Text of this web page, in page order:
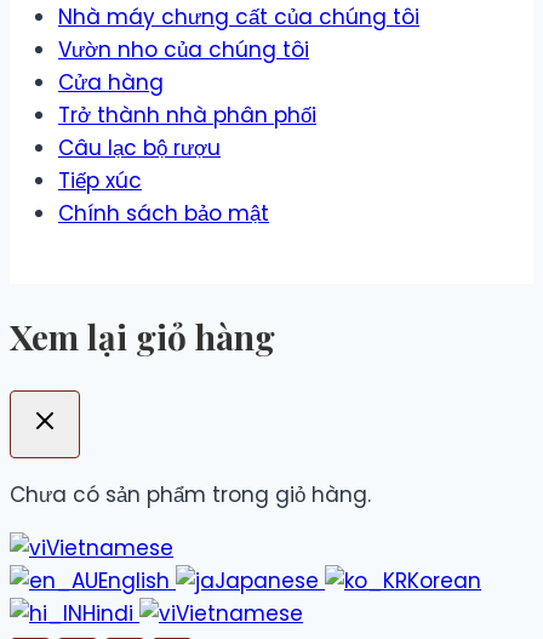
Nhà máy chưng cất của chúng tôi
Vườn nho của chúng tôi
Cửa hàng
Trở thành nhà phân phối
Câu lạc bộ rượu
Tiếp xúc
Chính sách bảo mật
Xem lại giỏ hàng
Chưa có sản phẩm trong giỏ hàng.
Vietnamese
English
Japanese
Korean
Hindi
Vietnamese